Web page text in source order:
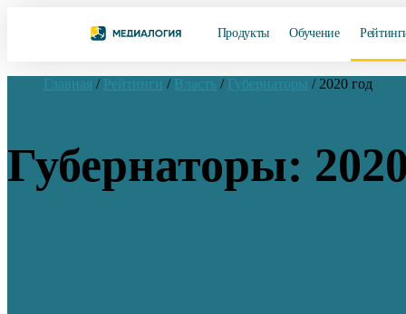
Продукты Обучение
Главная / Рейтинги / Власть / Губернаторы / 2020 год
Губернаторы: